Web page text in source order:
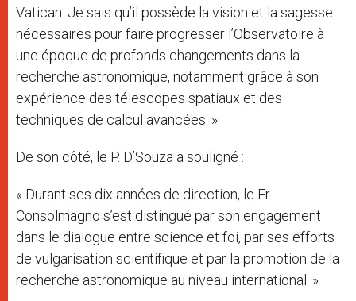
Vatican. Je sais qu’il possède la vision et la sagesse
nécessaires pour faire progresser l’Observatoire à
une époque de profonds changements dans la
recherche astronomique, notamment grâce à son
expérience des télescopes spatiaux et des
techniques de calcul avancées. »
De son côté, le P. D’Souza a souligné :
« Durant ses dix années de direction, le Fr.
Consolmagno s’est distingué par son engagement
dans le dialogue entre science et foi, par ses efforts
de vulgarisation scientifique et par la promotion de la
recherche astronomique au niveau international. »